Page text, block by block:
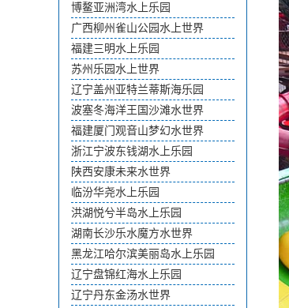
博鳌亚洲湾水上乐园
广西柳州雀山公园水上世界
福建三明水上乐园
苏州乐园水上世界
辽宁盖州亚特兰蒂斯海乐园
波塞冬海洋王国沙滩水世界
福建厦门观音山梦幻水世界
浙江宁波东钱湖水上乐园
陕西安康未来水世界
临汾华尧水上乐园
洪湖悦兮半岛水上乐园
湖南长沙乐水魔方水世界
黑龙江哈尔滨美丽岛水上乐园
辽宁盘锦红海水上乐园
辽宁丹东金汤水世界